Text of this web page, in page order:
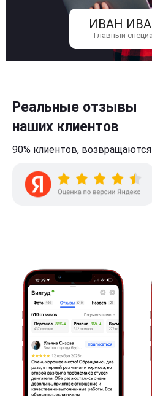
ИВАН
Главный
Реальные отзывы
наших клиентов
90% клиентов,